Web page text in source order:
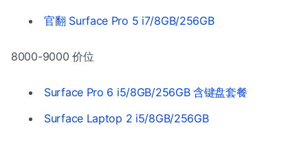
官翻 Surface Pro 5 i7/8GB/256GB
8000-9000 价位
Surface Pro 6 i5/8GB/256GB 含键盘套餐
Surface Laptop 2 i5/8GB/256GB